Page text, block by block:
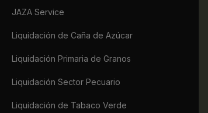
JAZA Service
Liquidación de Caña de Azúcar
Liquidación Primaria de Granos
Liquidación Sector Pecuario
Liquidación de Tabaco Verde